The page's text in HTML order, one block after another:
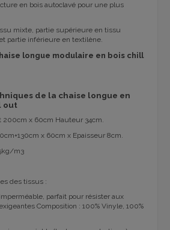
en bois autoclavé pour une plus
mixte, partie supérieure en tissu
partie inférieure en textilène.
longue modulaire en bois chill
de la chaise longue en
out
200cm x 60cm Hauteur 34cm.
x 60cm x Epaisseur 8cm.
m3
des tissus :
parfait pour résister aux
Composition : 100% Vinyle, 100%